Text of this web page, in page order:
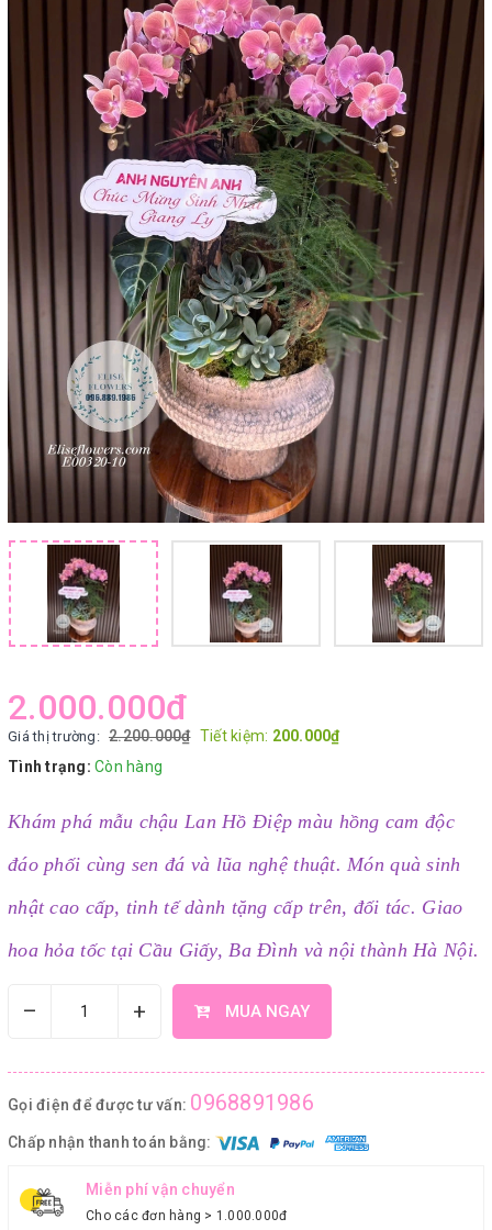
2.000.000₫
Giá thị trường: 2.200.000₫ Tiết kiệm: 200.000₫
Tình trạng: Còn hàng
Khám phá mẫu chậu Lan Hồ Điệp màu hồng cam độc
đáo phối cùng sen đá và lũa nghệ thuật. Món quà sinh
nhật cao cấp, tinh tế dành tặng cấp trên, đối tác. Giao
hoa hỏa tốc tại Cầu Giấy, Ba Đình và nội thành Hà Nội.
– + MUA NGAY
Gọi điện để được tư vấn: 0968891986
Chấp nhận thanh toán bằng:
Miễn phí vận chuyển
Cho các đơn hàng > 1.000.000đ